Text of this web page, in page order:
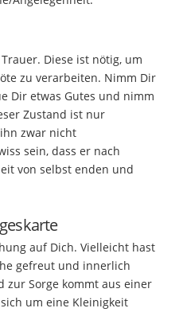
Diese ist nötig, um
zu verarbeiten. Nimm Dir
Dir etwas Gutes und nimm
Zustand ist nur
zwar nicht
sein, dass er nach
von selbst enden und
auf Dich. Vielleicht hast
gefreut und innerlich
zur Sorge kommt aus einer
um eine Kleinigkeit